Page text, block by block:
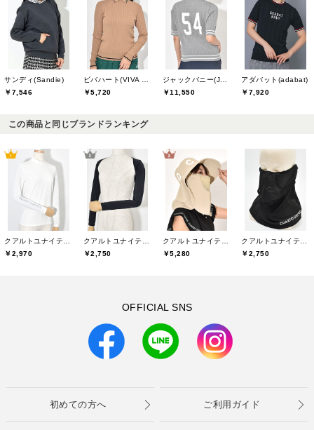
サンディ(Sandie)
￥7,546
￥5,720
￥11,550
アダバット(adabat)
￥7,920
この商品と同じブランドランキング
￥2,970
￥2,750
￥5,280
￥2,750
OFFICIAL SNS
初めての方へ ご利用ガイド